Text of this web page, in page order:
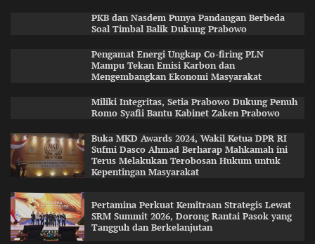
PKB dan Nasdem Punya Pandangan Berbeda
Soal Timbal Balik Dukung Prabowo
Pengamat Energi Ungkap Co-firing PLN
Mampu Tekan Emisi Karbon dan
Mengembangkan Ekonomi Masyarakat
Miliki Integritas, Setia Prabowo Dukung Penuh
Romo Syafii Bantu Kabinet Zaken Prabowo
Buka MKD Awards 2024, Wakil Ketua DPR RI
Sufmi Dasco Ahmad Berharap Mahkamah ini
Terus Melakukan Terobosan Hukum untuk
Kepentingan Masyarakat
Pertamina Perkuat Kemitraan Strategis Lewat
SRM Summit 2026, Dorong Rantai Pasok yang
Tangguh dan Berkelanjutan